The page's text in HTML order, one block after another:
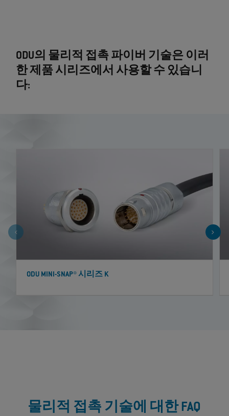
ODU의 물리적 접촉 파이버 기술은 이러
한 제품 시리즈에서 사용할 수 있습니
다:
ODU MINI-SNAP® 시리즈 K
물리적 접촉 기술에 대한 FAQ